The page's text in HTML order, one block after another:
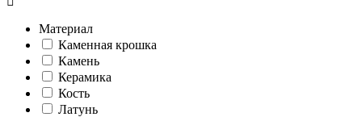
Материал
Каменная крошка
Камень
Керамика
Кость
Латунь